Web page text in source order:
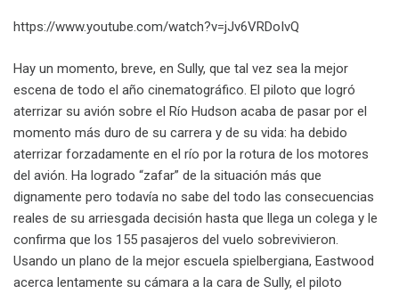
https://www.youtube.com/watch?v=jJv6VRDoIvQ
Hay un momento, breve, en Sully, que tal vez sea la mejor
escena de todo el año cinematográfico. El piloto que logró
aterrizar su avión sobre el Río Hudson acaba de pasar por el
momento más duro de su carrera y de su vida: ha debido
aterrizar forzadamente en el río por la rotura de los motores
del avión. Ha logrado “zafar” de la situación más que
dignamente pero todavía no sabe del todo las consecuencias
reales de su arriesgada decisión hasta que llega un colega y le
confirma que los 155 pasajeros del vuelo sobrevivieron.
Usando un plano de la mejor escuela spielbergiana, Eastwood
acerca lentamente su cámara a la cara de Sully, el piloto